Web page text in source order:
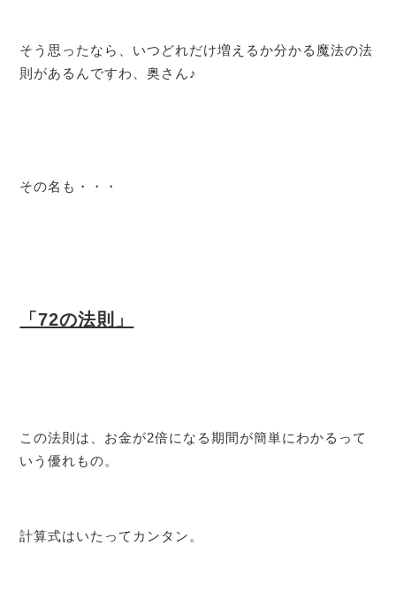
そう思ったなら、いつどれだけ増えるか分かる魔法の法
則があるんですわ、奥さん♪
その名も・・・
「72の法則」
この法則は、お金が2倍になる期間が簡単にわかるって
いう優れもの。
計算式はいたってカンタン。